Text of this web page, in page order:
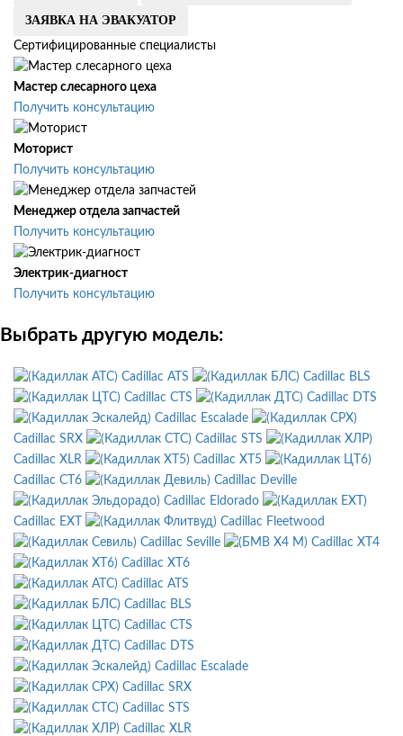
ЗАЯВКА НА ЭВАКУАТОР
Сертифицированные специалисты
Мастер слесарного цеха
Получить консультацию
Моторист
Получить консультацию
Менеджер отдела запчастей
Получить консультацию
Электрик-диагност
Получить консультацию
Выбрать другую модель:
Cadillac ATS
Cadillac BLS
Cadillac CTS
Cadillac DTS
Cadillac Escalade
Cadillac SRX
Cadillac STS
Cadillac XLR
Cadillac XT5
Cadillac CT6
Cadillac Deville
Cadillac Eldorado
Cadillac EXT
Cadillac Fleetwood
Cadillac Seville
Cadillac XT4
Cadillac XT6
Cadillac ATS
Cadillac BLS
Cadillac CTS
Cadillac DTS
Cadillac Escalade
Cadillac SRX
Cadillac STS
Cadillac XLR